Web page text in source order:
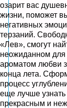
озарит вас
жизни, поможет
негативных
терзаний.
«Лев», смогут
неожиданном для
ароматом любви
конца лета.
процесс
еще лучше
прекрасным и